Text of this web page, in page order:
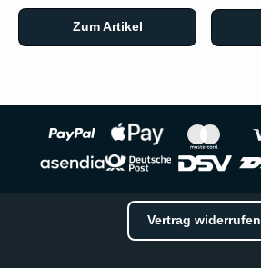
Zum Artikel
Vertrag widerrufen